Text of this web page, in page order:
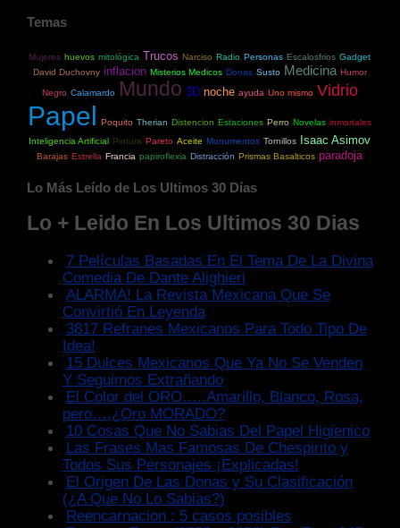
Temas
Mujeres huevos mitológica Trucos Narciso Radio Personas Escalosfrios Gadget
David Duchovny inflacion Misterios Medicos Donas Susto Medicina Humor
Negro Calamardo Mundo 3D noche ayuda Uno mismo Vidrio
Papel Poquito Therian Distencion Estaciones Perro Novelas inmortales
Inteligencia Artificial Pintura Pareto Aceite Monumentos Tornillos Isaac Asimov
Barajas Estrella Francia papiroflexia Distracción Prismas Basalticos paradoja
Lo Más Leído de Los Ultimos 30 Días
Lo + Leido En Los Ultimos 30 Dias
7 Películas Basadas En El Tema De La Divina
Comedia De Dante Alighieri
ALARMA! La Revista Mexicana Que Se
Convirtió En Leyenda
3817 Refranes Mexicanos Para Todo Tipo De
Idea!
15 Dulces Mexicanos Que Ya No Se Venden
Y Seguimos Extrañando
El Color del ORO…..Amarillo, Blanco, Rosa,
pero….¿Oro MORADO?
10 Cosas Que No Sabias Del Papel Higienico
Las Frases Mas Famosas De Chespirito y
Todos Sus Personajes ¡Explicadas!
El Origen De Las Donas y Su Clasificación
(¿A Que No Lo Sabias?)
Reencarnacion : 5 casos posibles